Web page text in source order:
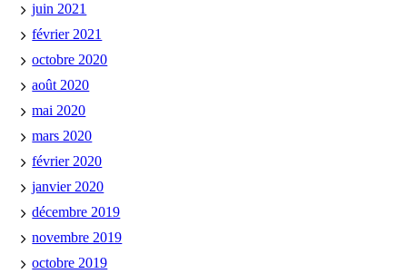
juin 2021
février 2021
octobre 2020
août 2020
mai 2020
mars 2020
février 2020
janvier 2020
décembre 2019
novembre 2019
octobre 2019